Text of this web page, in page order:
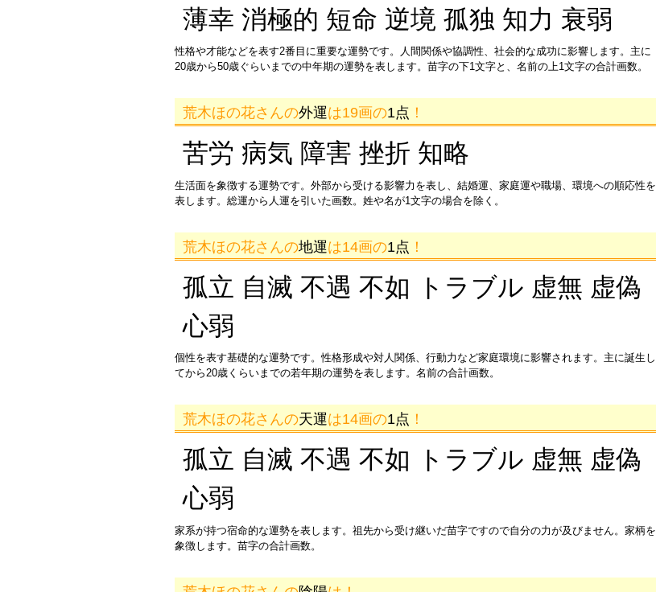
薄幸 消極的 短命 逆境 孤独 知力 衰弱
性格や才能などを表す2番目に重要な運勢です。人間関係や協調性、社会的な成功に影響します。主に
20歳から50歳ぐらいまでの中年期の運勢を表します。苗字の下1文字と、名前の上1文字の合計画数。
荒木ほの花さんの外運は19画の1点 ！
苦労 病気 障害 挫折 知略
生活面を象徴する運勢です。外部から受ける影響力を表し、結婚運、家庭運や職場、環境への順応性を
表します。総運から人運を引いた画数。姓や名が1文字の場合を除く。
荒木ほの花さんの地運は14画の1点 ！
孤立 自滅 不遇 不如 トラブル 虚無 虚偽
心弱
個性を表す基礎的な運勢です。性格形成や対人関係、行動力など家庭環境に影響されます。主に誕生し
てから20歳くらいまでの若年期の運勢を表します。名前の合計画数。
荒木ほの花さんの天運は14画の1点 ！
孤立 自滅 不遇 不如 トラブル 虚無 虚偽
心弱
家系が持つ宿命的な運勢を表します。祖先から受け継いだ苗字ですので自分の力が及びません。家柄を
象徴します。苗字の合計画数。